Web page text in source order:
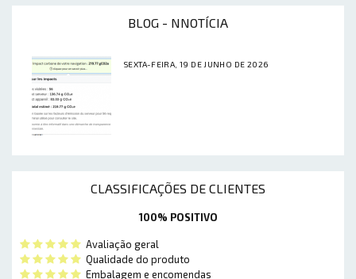
BLOG - NNOTÍCIA
SEXTA-FEIRA, 19 DE JUNHO DE 2026
CLASSIFICAÇÕES DE CLIENTES
100% POSITIVO
Avaliação geral
Qualidade do produto
Embalagem e encomendas